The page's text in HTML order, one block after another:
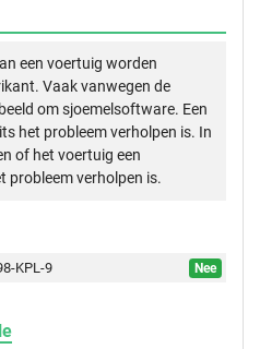
een voertuig worden
Vaak vanwegen de
om sjoemelsoftware. Een
het probleem verholpen is. In
of het voertuig een
probleem verholpen is.
KPL-9
Nee